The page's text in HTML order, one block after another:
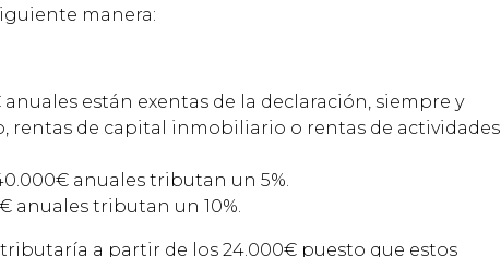
manera:
están exentas de la declaración, siempre y
rentas de capital inmobiliario o rentas de actividades
anuales tributan un 5%.
anuales tributan un 10%.
a partir de los 24.000€ puesto que estos